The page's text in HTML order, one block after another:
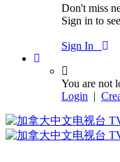
Don't miss
Sign in to
Sign In
You are not
Login |